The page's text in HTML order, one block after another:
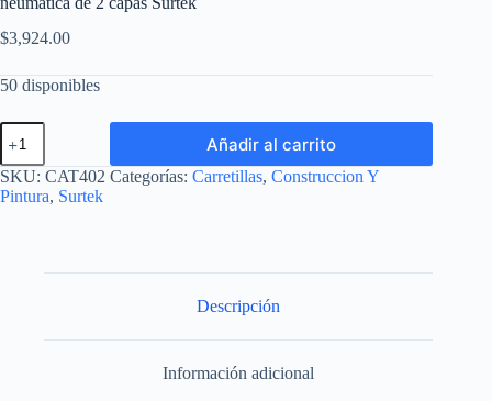
$3,924.00
50 disponibles
Carretilla
reforzada
con
bastidor
metalico
neumatica
Añadir al carrito
SKU: CAT402 Categorías: Carretillas, Construccion Y
Pintura, Surtek
Descripción
Información adicional